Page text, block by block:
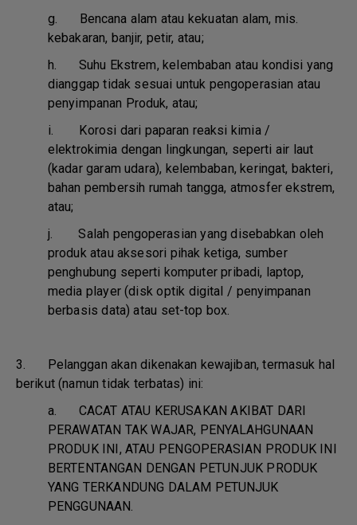
g. Bencana alam atau kekuatan alam, mis.
kebakaran, banjir, petir, atau;
h. Suhu Ekstrem, kelembaban atau kondisi yang
dianggap tidak sesuai untuk pengoperasian atau
penyimpanan Produk, atau;
i. Korosi dari paparan reaksi kimia /
elektrokimia dengan lingkungan, seperti air laut
(kadar garam udara), kelembaban, keringat, bakteri,
bahan pembersih rumah tangga, atmosfer ekstrem,
atau;
j.Salah pengoperasian yang disebabkan oleh
produk atau aksesori pihak ketiga, sumber
penghubung seperti komputer pribadi, laptop,
media player (disk optik digital / penyimpanan
berbasis data) atau set-top box.
3. Pelanggan akan dikenakan kewajiban, termasuk hal
berikut (namun tidak terbatas) ini:
a. CACAT ATAU KERUSAKAN AKIBAT DARI
PERAWATAN TAK WAJAR, PENYALAHGUNAAN
PRODUK INI, ATAU PENGOPERASIAN PRODUK INI
BERTENTANGAN DENGAN PETUNJUK PRODUK
YANG TERKANDUNG DALAM PETUNJUK
PENGGUNAAN.